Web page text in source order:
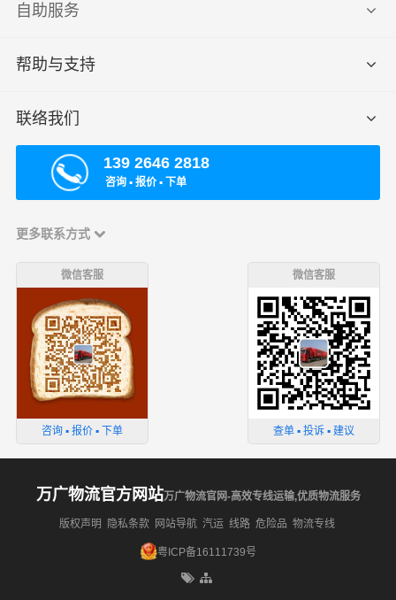
自助服务
帮助与支持
联络我们
139 2646 2818
咨询 ▪ 报价 ▪ 下单
更多联系方式
微信客服
咨询 ▪ 报价 ▪ 下单
微信客服
查单 ▪ 投诉 ▪ 建议
万广物流官方网站万广物流官网-高效专线运输,优质物流服务
版权声明 隐私条款 网站导航 汽运 线路 危险品 物流专线
粤ICP备16111739号